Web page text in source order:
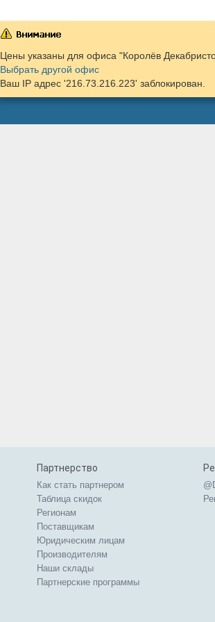
Цены указаны для офиса "Королёв
Выбрать другой офис
Ваш IP адрес '216.73.216.223' заблокирован.
Партнерство
Как стать партнером
Таблица скидок
Регионам
Поставщикам
Юридическим лицам
Производителям
Наши склады
Партнерские программы